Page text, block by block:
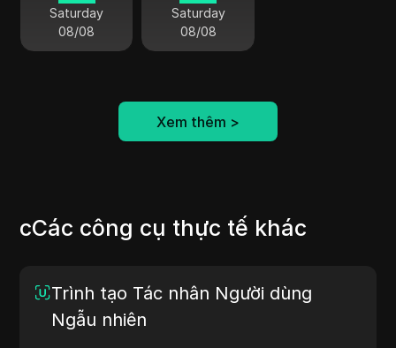
Saturday
08/08
Saturday
08/08
Xem thêm >
cCác công cụ thực tế khác
Trình tạo Tác nhân Người dùng
Ngẫu nhiên